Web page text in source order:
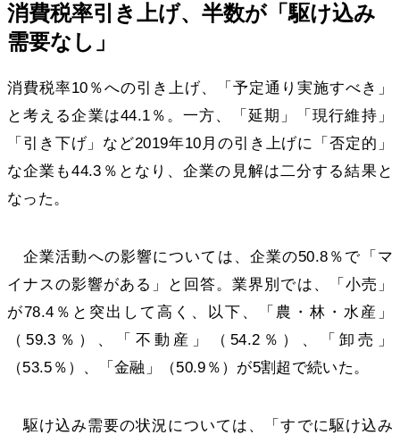
消費税率引き上げ、半数が「駆け込み
需要なし」
消費税率10％への引き上げ、「予定通り実施すべき」
と考える企業は44.1％。一方、「延期」「現行維持」
「引き下げ」など2019年10月の引き上げに「否定的」
な企業も44.3％となり、企業の見解は二分する結果と
なった。
企業活動への影響については、企業の50.8％で「マ
イナスの影響がある」と回答。業界別では、「小売」
が78.4％と突出して高く、以下、「農・林・水産」
（59.3％）、「不動産」（54.2％）、「卸売」
（53.5％）、「金融」（50.9％）が5割超で続いた。
駆け込み需要の状況については、「すでに駆け込み